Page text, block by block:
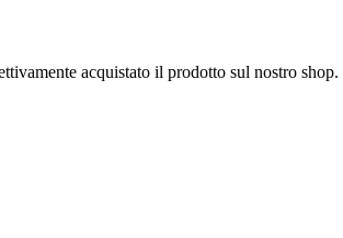
acquistato il prodotto sul nostro